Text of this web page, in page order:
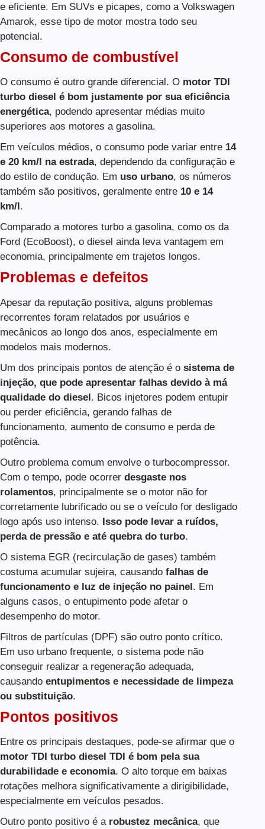
e eficiente. Em SUVs e picapes, como a Volkswagen
Amarok, esse tipo de motor mostra todo seu
potencial.
Consumo de combustível
O consumo é outro grande diferencial. O motor TDI
turbo diesel é bom justamente por sua eficiência
energética, podendo apresentar médias muito
superiores aos motores a gasolina.
Em veículos médios, o consumo pode variar entre 14
e 20 km/l na estrada, dependendo da configuração e
do estilo de condução. Em uso urbano, os números
também são positivos, geralmente entre 10 e 14
km/l .
Comparado a motores turbo a gasolina, como os da
Ford (EcoBoost), o diesel ainda leva vantagem em
economia, principalmente em trajetos longos.
Problemas e defeitos
Apesar da reputação positiva, alguns problemas
recorrentes foram relatados por usuários e
mecânicos ao longo dos anos, especialmente em
modelos mais modernos.
Um dos principais pontos de atenção é o sistema de
injeção, que pode apresentar falhas devido à má
qualidade do diesel. Bicos injetores podem entupir
ou perder eficiência, gerando falhas de
funcionamento, aumento de consumo e perda de
potência.
Outro problema comum envolve o turbocompressor.
Com o tempo, pode ocorrer desgaste nos
rolamentos, principalmente se o motor não for
corretamente lubrificado ou se o veículo for desligado
logo após uso intenso. Isso pode levar a ruídos,
perda de pressão e até quebra do turbo.
O sistema EGR (recirculação de gases) também
costuma acumular sujeira, causando falhas de
funcionamento e luz de injeção no painel. Em
alguns casos, o entupimento pode afetar o
desempenho do motor.
Filtros de partículas (DPF) são outro ponto crítico.
Em uso urbano frequente, o sistema pode não
conseguir realizar a regeneração adequada,
causando entupimentos e necessidade de limpeza
ou substituição.
Pontos positivos
Entre os principais destaques, pode-se afirmar que o
motor TDI turbo diesel TDI é bom pela sua
durabilidade e economia. O alto torque em baixas
rotações melhora significativamente a dirigibilidade,
especialmente em veículos pesados.
Outro ponto positivo é a robustez mecânica, que